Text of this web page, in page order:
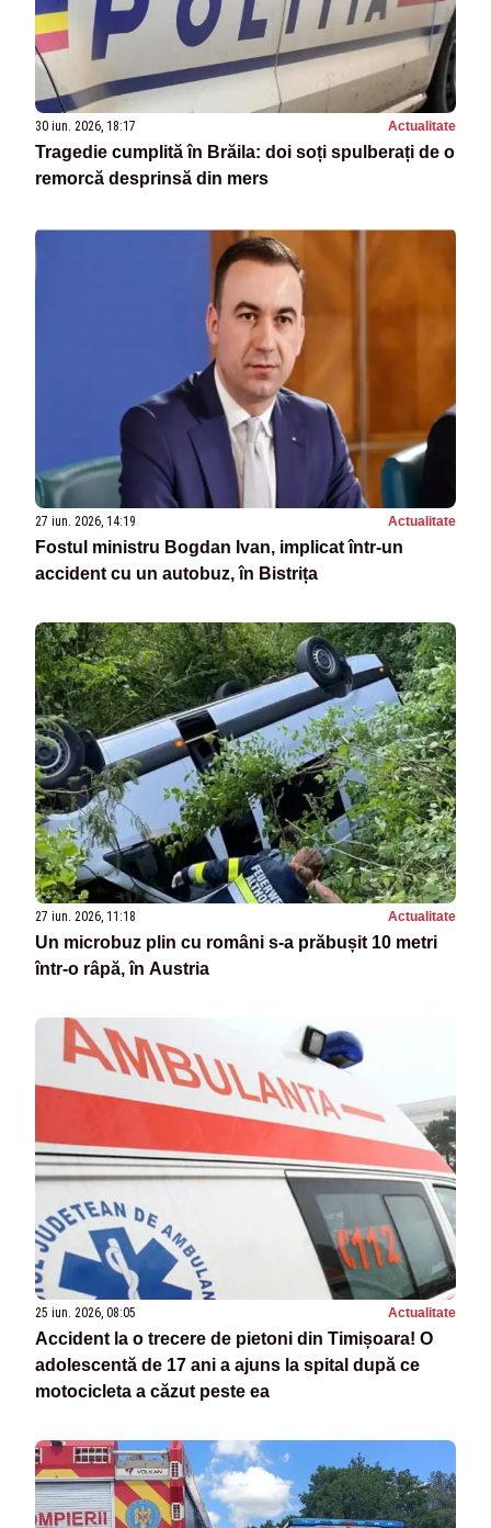
30 iun. 2026, 18:17 Actualitate
Tragedie cumplită în Brăila: doi soți spulberați de o
remorcă desprinsă din mers
27 iun. 2026, 14:19 Actualitate
Fostul ministru Bogdan Ivan, implicat într-un
accident cu un autobuz, în Bistrița
27 iun. 2026, 11:18 Actualitate
Un microbuz plin cu români s-a prăbușit 10 metri
într-o râpă, în Austria
25 iun. 2026, 08:05 Actualitate
Accident la o trecere de pietoni din Timișoara! O
adolescentă de 17 ani a ajuns la spital după ce
motocicleta a căzut peste ea